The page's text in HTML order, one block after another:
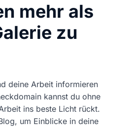
mehr als
zu
deine Arbeit informieren
kannst du ohne
ins beste Licht rückt.
um Einblicke in deine